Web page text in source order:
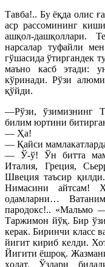
Тавба!.. Бу ёқда олис
аср рассомининг
ашқол-дашқоллари.
нарсалар туфайли
гўшасида ўтиргандек
маъно касб этади:
кўринади. Рўзи
қўйди.
—Рўзи, ўзимизнинг
билим юртини
— Ҳа!
— Қайси
— Ў-ў! Ўн битта
Италия, Греция,
Швеция таъсир
Нимасини айтсам!
одамларни…
пародокс!.. «Мальмо —
Таржимон йўқ. Бир
керак. Биринчи класс
йигит кириб келди.
Йигити ёшроқ.
ҳолат. Ўзлари